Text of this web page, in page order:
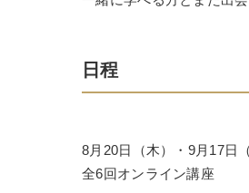
日程
8月20日（木）・9月17日
全6回オンライン講座